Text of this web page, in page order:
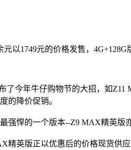
以1749元的价格发售，
今年牛仔购物节的大招，如Z11
的降价促销。
悍的一个版本--Z9 MAX精英版
英版正以优惠后的价格现货供